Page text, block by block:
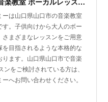
ーは山口県山口市の音楽教室
す。子供向けから大人のボー
さまざまなレッスンをご用意
を目指されるような本格的な
ります。山口県山口市で音楽
をご検討されている方は、
へお問い合わせください。